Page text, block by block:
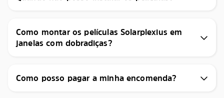
Como montar os películas Solarplexius em
janelas com dobradiças?
Como posso pagar a minha encomenda?